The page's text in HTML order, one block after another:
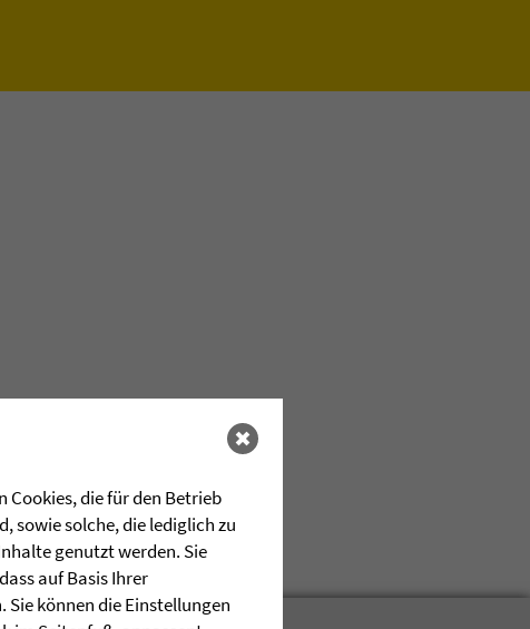
Cookies, die für den Betrieb
sowie solche, die lediglich zu
genutzt werden. Sie
auf Basis Ihrer
können die Einstellungen